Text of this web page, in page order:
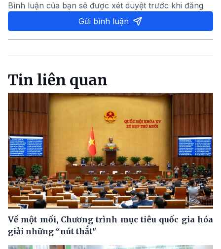
Bình luận của bạn sẽ được xét duyệt trước khi đăng
Gửi bình luận
Tin liên quan
Về một mối, Chương trình mục tiêu quốc gia hóa
giải những “nút thắt"